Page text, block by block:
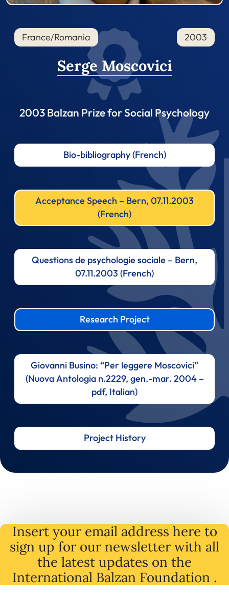
France/Romania 2003
Serge Moscovici
2003 Balzan Prize for Social Psychology
Bio-bibliography (French)
Acceptance Speech – Bern, 07.11.2003
(French)
Questions de psychologie sociale – Bern,
07.11.2003 (French)
Research Project
Giovanni Busino: “Per leggere Moscovici”
(Nuova Antologia n.2229, gen.-mar. 2004 –
pdf, Italian)
Project History
Insert your email address here to
sign up for our newsletter with all
the latest updates on the
International Balzan Foundation .